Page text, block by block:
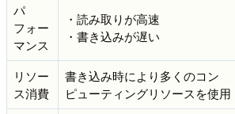
パ
フォー
マンス
・読み取りが高速
・書き込みが遅い
リソー
ス消費
書き込み時により多くのコン
ピューティングリソースを使用